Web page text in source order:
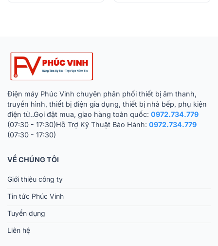
Điện máy Phúc Vinh chuyên phân phối thiết bị âm thanh,
truyền hình, thiết bị điện gia dụng, thiết bị nhà bếp, phụ kiện
điện tử..Gọi đặt mua, giao hàng toàn quốc: 0972.734.779
(07:30 - 17:30)Hỗ Trợ Kỹ Thuật Bảo Hành: 0972.734.779
(07:30 - 17:30)
VỀ CHÚNG TÔI
Giới thiệu công ty
Tin tức Phúc Vinh
Tuyển dụng
Liên hệ